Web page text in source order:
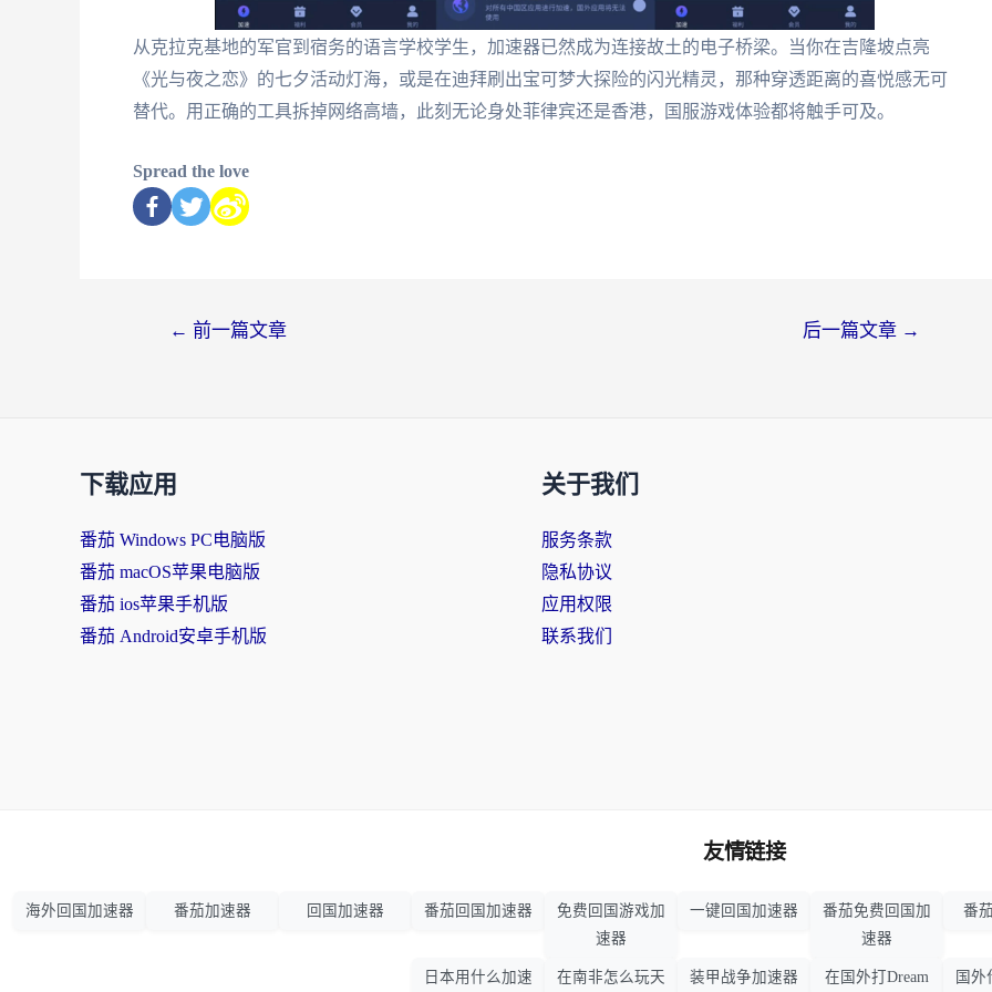
从克拉克基地的军官到宿务的语言学校学生，加速器已然成为连接故土的电子桥梁。当你在吉隆坡点亮
《光与夜之恋》的七夕活动灯海，或是在迪拜刷出宝可梦大探险的闪光精灵，那种穿透距离的喜悦感无可
替代。用正确的工具拆掉网络高墙，此刻无论身处菲律宾还是香港，国服游戏体验都将触手可及。
Spread the love
← 前一篇文章 后一篇文章 →
下载应用
番茄 Windows PC电脑版
番茄 macOS苹果电脑版
番茄 ios苹果手机版
番茄 Android安卓手机版
关于我们
服务条款
隐私协议
应用权限
联系我们
友情链接
海外回国加速器 番茄加速器 回国加速器 番茄回国加速器
免费回国游戏加
速器
一键回国加速器
番茄免费回国加
速器
番
日本用什么加速 在南非怎么玩天 装甲战争加速器 在国外打Dream 国外